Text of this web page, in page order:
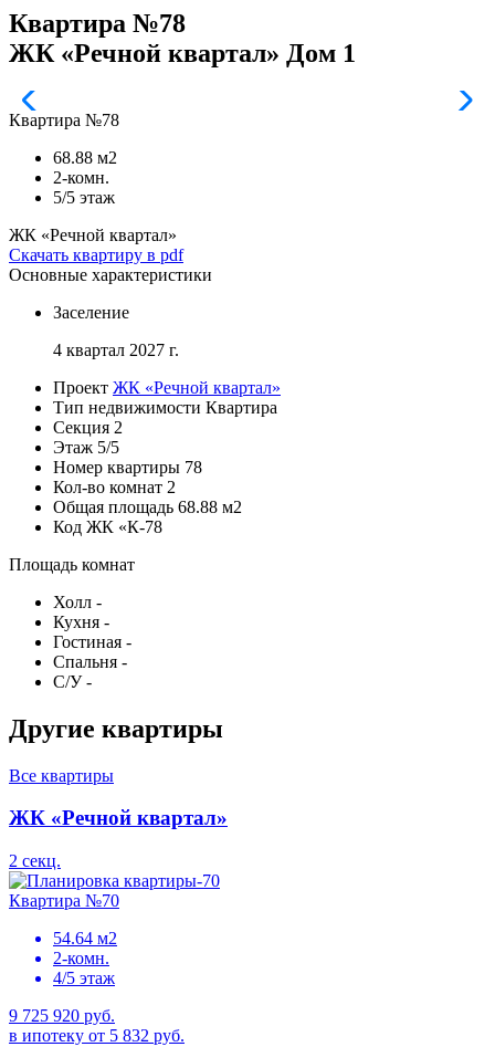
Квартира №78
ЖК «Речной квартал» Дом 1
Квартира №78
68.88 м2
2-комн.
5/5 этаж
ЖК «Речной квартал»
Скачать квартиру в pdf
Основные характеристики
Заселение
4 квартал 2027 г.
Проект ЖК «Речной квартал»
Тип недвижимости Квартира
Секция 2
Этаж 5/5
Номер квартиры 78
Кол-во комнат 2
Общая площадь 68.88 м2
Код ЖК «К-78
Площадь комнат
Холл -
Кухня -
Гостиная -
Спальня -
С/У -
Другие квартиры
Все квартиры
ЖК «Речной квартал»
2 секц.
Квартира №70
54.64 м2
2-комн.
4/5 этаж
9 725 920 руб.
в ипотеку от 5 832 руб.